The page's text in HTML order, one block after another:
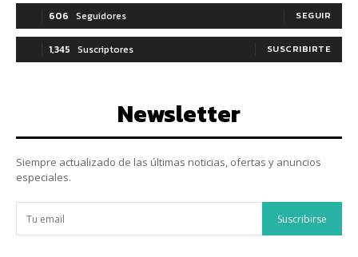
606 Seguidores SEGUIR
1,345 Suscriptores SUSCRIBIRTE
Newsletter
Siempre actualizado de las últimas noticias, ofertas y anuncios
especiales.
Suscribirse